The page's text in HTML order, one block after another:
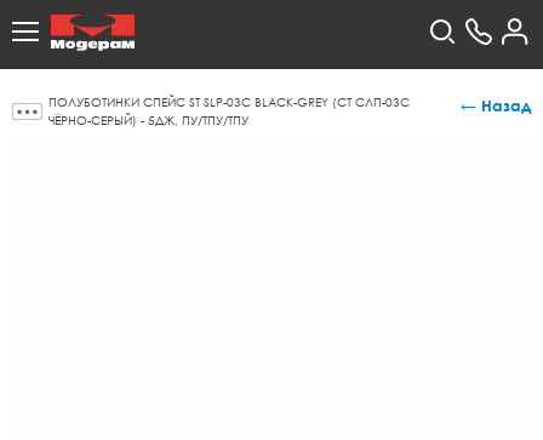
ПОЛУБОТИНКИ СПЕЙС ST SLP-03C BLACK-GREY (СТ СЛП-03С
ЧЁРНО-СЕРЫЙ) - 5ДЖ, ПУ/ТПУ/ТПУ
← Назад